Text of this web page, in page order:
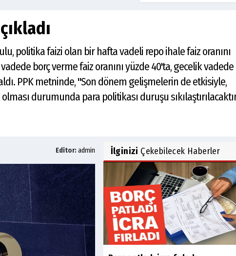
politika faizi olan bir hafta vadeli repo ihale faiz oranını
borç verme faiz oranını yüzde 40'ta, gecelik vadede
PPK metninde, "Son dönem gelişmelerin de etkisiyle,
durumunda para politikası duruşu
Editor:admin İlginizi Çekebilecek Haberler